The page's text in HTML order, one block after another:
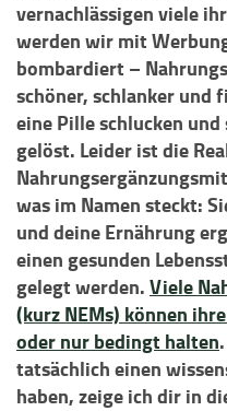
vernachlässigen viele
werden wir mit
bombardiert –
schöner, schlanker und
eine Pille schlucken
gelöst. Leider ist die
was im Namen steckt:
und deine Ernährung
einen gesunden
gelegt werden.Viele
(kurz NEMs) können
oder nur bedingt halten
tatsächlich einen
haben, zeige ich dir in